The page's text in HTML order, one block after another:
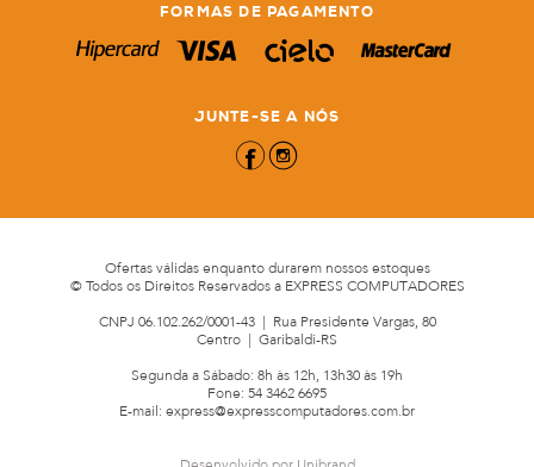
FORMAS DE PAGAMENTO
JUNTE-SE A NÓS
Ofertas válidas enquanto durarem nossos estoques
© Todos os Direitos Reservados aEXPRESS COMPUTADORES
CNPJ 06.102.262/0001-43 | Rua Presidente Vargas, 80
Centro | Garibaldi-RS
Segunda a Sábado: 8h às 12h, 13h30 às 19h
Fone: 54 3462 6695
E-mail: express@expresscomputadores.com.br